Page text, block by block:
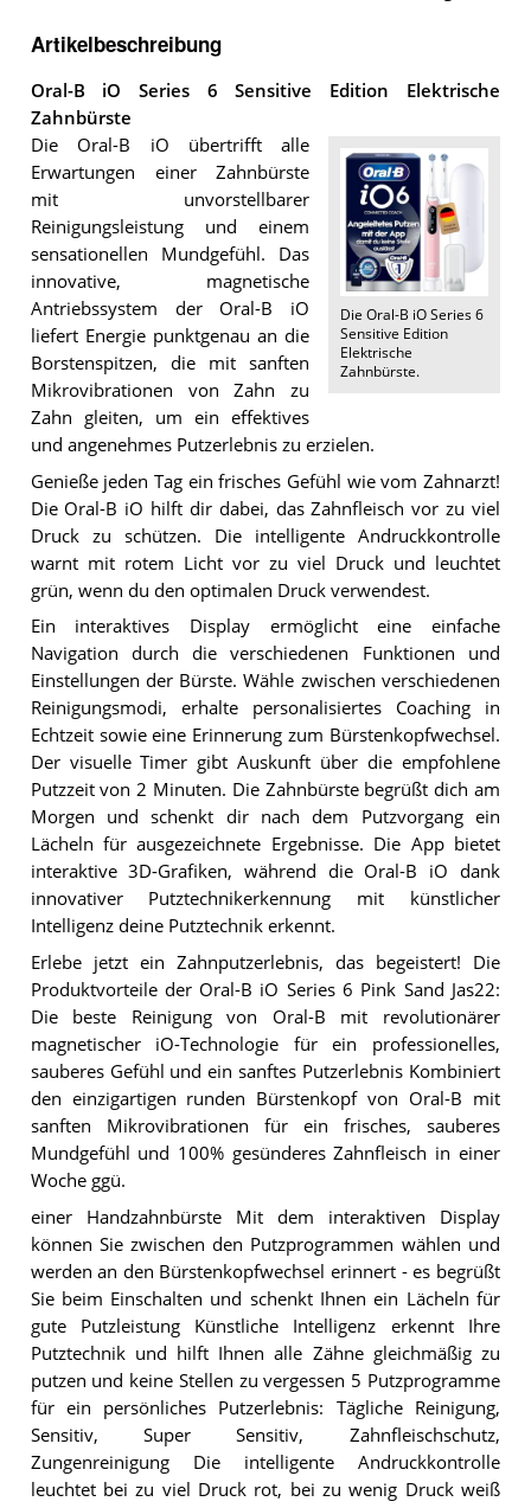
Artikelbeschreibung
Oral-B iO Series 6 Sensitive Edition Elektrische
Zahnbürste
Die Oral-B iO Series 6
Sensitive Edition
Elektrische
Zahnbürste.
Die Oral-B iO übertrifft alle
Erwartungen einer Zahnbürste
mit unvorstellbarer
Reinigungsleistung und einem
sensationellen Mundgefühl. Das
innovative, magnetische
Antriebssystem der Oral-B iO
liefert Energie punktgenau an die
Borstenspitzen, die mit sanften
Mikrovibrationen von Zahn zu
Zahn gleiten, um ein effektives
und angenehmes Putzerlebnis zu erzielen.
Genieße jeden Tag ein frisches Gefühl wie vom Zahnarzt!
Die Oral-B iO hilft dir dabei, das Zahnfleisch vor zu viel
Druck zu schützen. Die intelligente Andruckkontrolle
warnt mit rotem Licht vor zu viel Druck und leuchtet
grün, wenn du den optimalen Druck verwendest.
Ein interaktives Display ermöglicht eine einfache
Navigation durch die verschiedenen Funktionen und
Einstellungen der Bürste. Wähle zwischen verschiedenen
Reinigungsmodi, erhalte personalisiertes Coaching in
Echtzeit sowie eine Erinnerung zum Bürstenkopfwechsel.
Der visuelle Timer gibt Auskunft über die empfohlene
Putzzeit von 2 Minuten. Die Zahnbürste begrüßt dich am
Morgen und schenkt dir nach dem Putzvorgang ein
Lächeln für ausgezeichnete Ergebnisse. Die App bietet
interaktive 3D-Grafiken, während die Oral-B iO dank
innovativer Putztechnikerkennung mit künstlicher
Intelligenz deine Putztechnik erkennt.
Erlebe jetzt ein Zahnputzerlebnis, das begeistert! Die
Produktvorteile der Oral-B iO Series 6 Pink Sand Jas22:
Die beste Reinigung von Oral-B mit revolutionärer
magnetischer iO-Technologie für ein professionelles,
sauberes Gefühl und ein sanftes Putzerlebnis Kombiniert
den einzigartigen runden Bürstenkopf von Oral-B mit
sanften Mikrovibrationen für ein frisches, sauberes
Mundgefühl und 100% gesünderes Zahnfleisch in einer
Woche ggü.
einer Handzahnbürste Mit dem interaktiven Display
können Sie zwischen den Putzprogrammen wählen und
werden an den Bürstenkopfwechsel erinnert - es begrüßt
Sie beim Einschalten und schenkt Ihnen ein Lächeln für
gute Putzleistung Künstliche Intelligenz erkennt Ihre
Putztechnik und hilft Ihnen alle Zähne gleichmäßig zu
putzen und keine Stellen zu vergessen 5 Putzprogramme
für ein persönliches Putzerlebnis: Tägliche Reinigung,
Sensitiv, Super Sensitiv, Zahnfleischschutz,
Zungenreinigung Die intelligente Andruckkontrolle
leuchtet bei zu viel Druck rot, bei zu wenig Druck weiß